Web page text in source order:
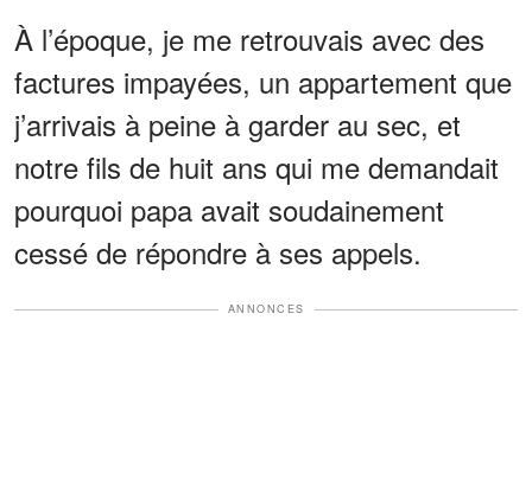
À l’époque, je me retrouvais avec des
factures impayées, un appartement que
j’arrivais à peine à garder au sec, et
notre fils de huit ans qui me demandait
pourquoi papa avait soudainement
cessé de répondre à ses appels.
ANNONCES